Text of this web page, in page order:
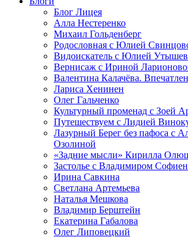
Блог Лицея
Алла Нестеренко
Михаил Гольденберг
Родословная с Юлией
Видоискатель с Юлией
Вернисаж с Ириной
Валентина Калачёва.
Лариса Хенинен
Олег Гальченко
Культурный променад с Зоей
Путешествуем с Лидией
Лазурный Берег без пафоса с
Озолиной
«Задние мысли» Кирилла
Застолье с Владимиром
Ирина Савкина
Светлана Артемьева
Наталья Мешкова
Владимир Берштейн
Екатерина Габалова
Олег Липовецкий